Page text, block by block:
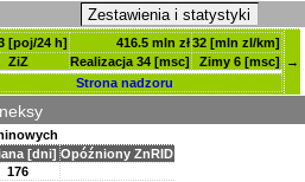
Zestawienia i statystyki
[poj/24 h] 416.5 mln zł32 [mln zl/km]
ZiZ Realizacja 34 [msc]
Zimy 6 [msc]
Strona nadzoru
→
[dni] Opóźniony ZnRID
176